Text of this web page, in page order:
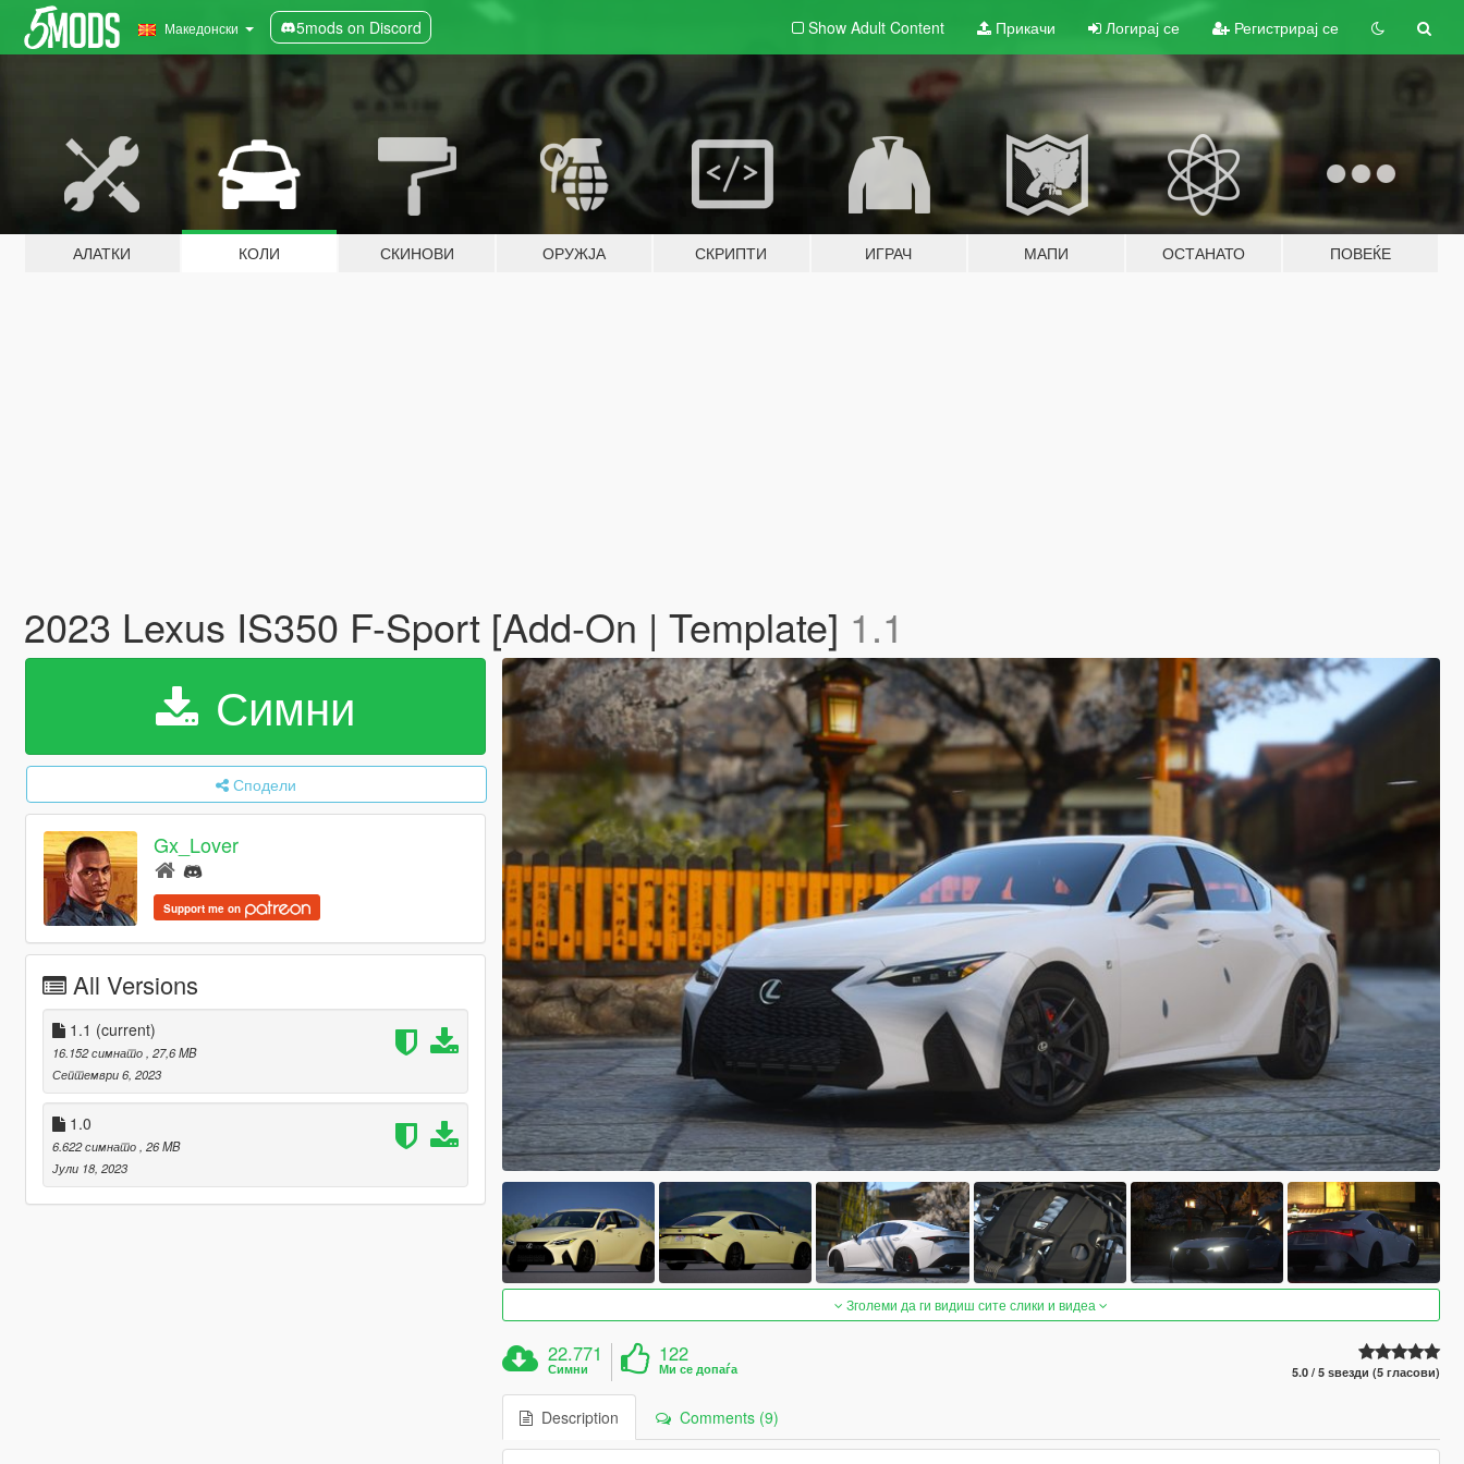
Македонски 5mods on Discord Show Adult Content Прикачи Логирај се Регистрирај се
АЛАТКИ КОЛИ СКИНОВИ ОРУЖЈА СКРИПТИ ИГРАЧ МАПИ ОСТАНАТО ПОВЕЌЕ
2023 Lexus IS350 F-Sport [Add-On | Template] 1.1
Симни
Сподели
Gx_Lover
Support me on
All Versions
1.1 (current)
16.152 симнато , 27,6 MB
Септември 6, 2023
1.0
6.622 симнато , 26 MB
Јули 18, 2023
Зголеми да ги видиш сите слики и видеа
22.771
Симни
122
Ми се допаѓа 5.0 / 5 ѕвезди (5 гласови)
Description Comments (9)